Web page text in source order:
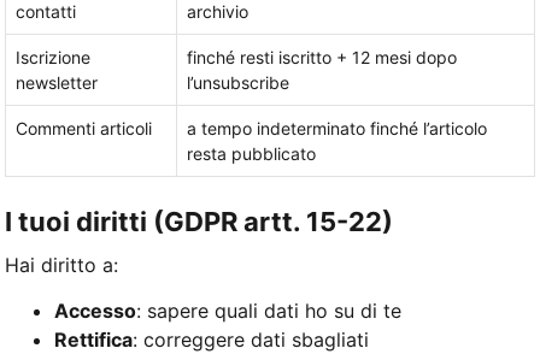
contatti
archivio
Iscrizione
newsletter
finché resti iscritto + 12 mesi dopo
l’unsubscribe
Commenti articoli
a tempo indeterminato finché l’articolo
resta pubblicato
I tuoi diritti (GDPR artt. 15-22)
Hai diritto a:
Accesso: sapere quali dati ho su di te
Rettifica: correggere dati sbagliati